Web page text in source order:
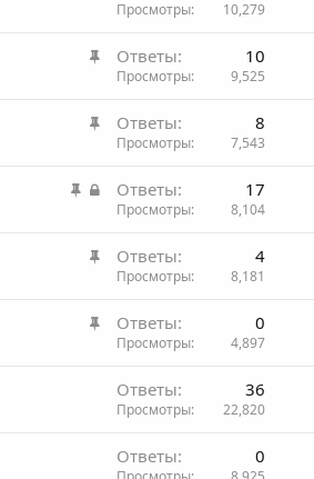
ар
л
а
Просмотры 10,279
З
р
л
а
Ответы 10
Просмотры 9,525
З
р
л
а
Ответы 8
Просмотры 7,543
З
З
р
а
Ответы 17
Просмотры 8,104
З
р
Ответы 4
Просмотры 8,181
З
Ответы 0
Просмотры 4,897
Ответы 36
Просмотры 22,820
Ответы 0